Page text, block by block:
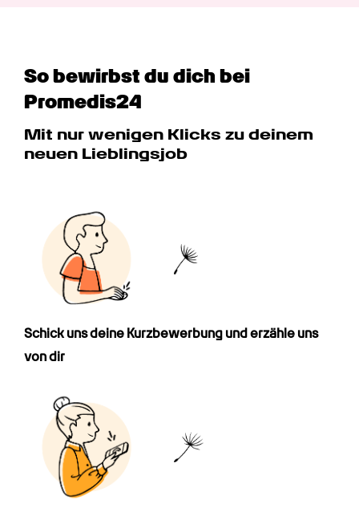
So bewirbst du dich bei
Promedis24
Mit nur wenigen Klicks zu deinem
neuen Lieblingsjob
Schick uns deine Kurz­bewerbung und erzähle uns
von dir